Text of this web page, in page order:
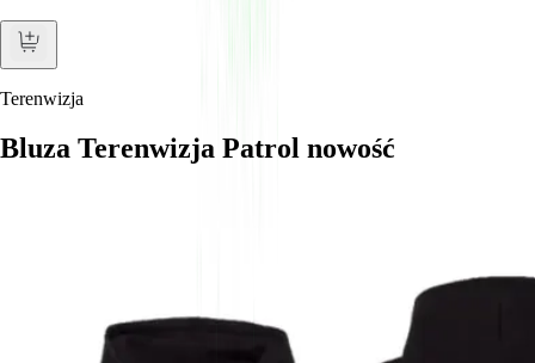
Terenwizja
Bluza Terenwizja Patrol nowość